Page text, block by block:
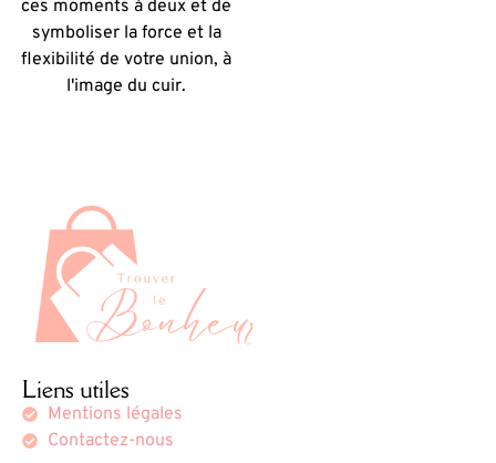
ces moments à deux et de
symboliser la force et la
flexibilité de votre union, à
l'image du cuir.
Liens utiles
Mentions légales
Contactez-nous